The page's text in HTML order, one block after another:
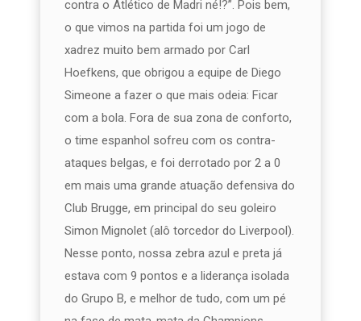
contra o Atlético de Madri né!?”. Pois bem,
o que vimos na partida foi um jogo de
xadrez muito bem armado por Carl
Hoefkens, que obrigou a equipe de Diego
Simeone a fazer o que mais odeia: Ficar
com a bola. Fora de sua zona de conforto,
o time espanhol sofreu com os contra-
ataques belgas, e foi derrotado por 2 a 0
em mais uma grande atuação defensiva do
Club Brugge, em principal do seu goleiro
Simon Mignolet (alô torcedor do Liverpool).
Nesse ponto, nossa zebra azul e preta já
estava com 9 pontos e a liderança isolada
do Grupo B, e melhor de tudo, com um pé